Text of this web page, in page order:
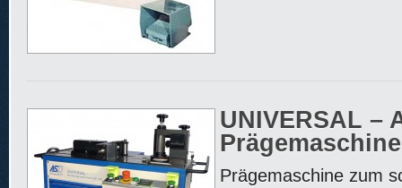
UNIVERSAL –
Prägemaschine zum